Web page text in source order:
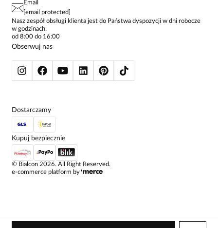
SPODNIE DAMSKIE
ŻAKIETY I MARYNARKI
SWETRY
BLUZY
Email
[email protected]
Nasz zespół obsługi klienta jest do Państwa dyspozycji w dni robocze
w godzinach:
od 8:00 do 16:00
Obserwuj nas
© Bialcon 2026. All Right Reserved.
e-commerce platform by
Dostarczamy
Kupuj bezpiecznie